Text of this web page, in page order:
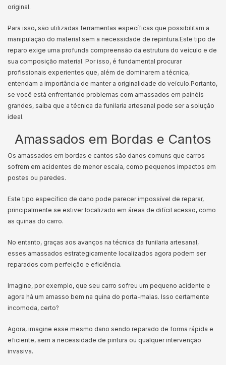
original.
Para isso, são utilizadas ferramentas específicas que possibilitam a
manipulação do material sem a necessidade de repintura.Este tipo de
reparo exige uma profunda compreensão da estrutura do veículo e de
sua composição material. Por isso, é fundamental procurar
profissionais experientes que, além de dominarem a técnica,
entendam a importância de manter a originalidade do veículo.Portanto,
se você está enfrentando problemas com amassados em painéis
grandes, saiba que a técnica da funilaria artesanal pode ser a solução
ideal.
Amassados em Bordas e Cantos
Os amassados em bordas e cantos são danos comuns que carros
sofrem em acidentes de menor escala, como pequenos impactos em
postes ou paredes.
Este tipo específico de dano pode parecer impossível de reparar,
principalmente se estiver localizado em áreas de difícil acesso, como
as quinas do carro.
No entanto, graças aos avanços na técnica da funilaria artesanal,
esses amassados estrategicamente localizados agora podem ser
reparados com perfeição e eficiência.
Imagine, por exemplo, que seu carro sofreu um pequeno acidente e
agora há um amasso bem na quina do porta-malas. Isso certamente
incomoda, certo?
Agora, imagine esse mesmo dano sendo reparado de forma rápida e
eficiente, sem a necessidade de pintura ou qualquer intervenção
invasiva.